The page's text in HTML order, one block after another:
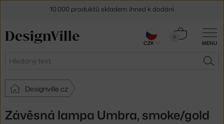
MENU
Hledat
0
Košík
Designville.cz
Závěsná lampa Umbra, smoke/gold
30 dní na vrácení zbožíCZK